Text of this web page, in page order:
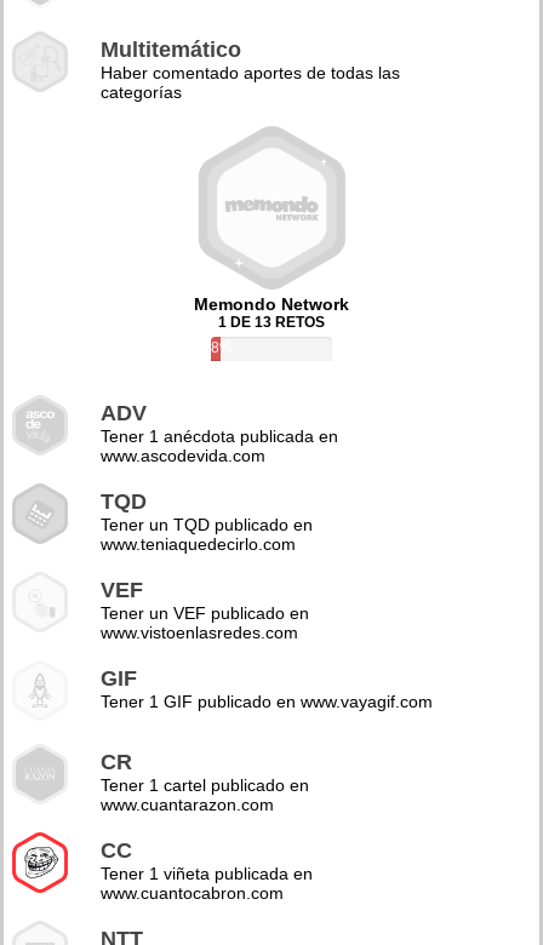
Multitemático
Haber comentado aportes de todas las
categorías
Memondo Network
1 DE 13 RETOS
8%
ADV
Tener 1 anécdota publicada en
www.ascodevida.com
TQD
Tener un TQD publicado en
www.teniaquedecirlo.com
VEF
Tener un VEF publicado en
www.vistoenlasredes.com
GIF
Tener 1 GIF publicado en www.vayagif.com
CR
Tener 1 cartel publicado en
www.cuantarazon.com
CC
Tener 1 viñeta publicada en
www.cuantocabron.com
NTT